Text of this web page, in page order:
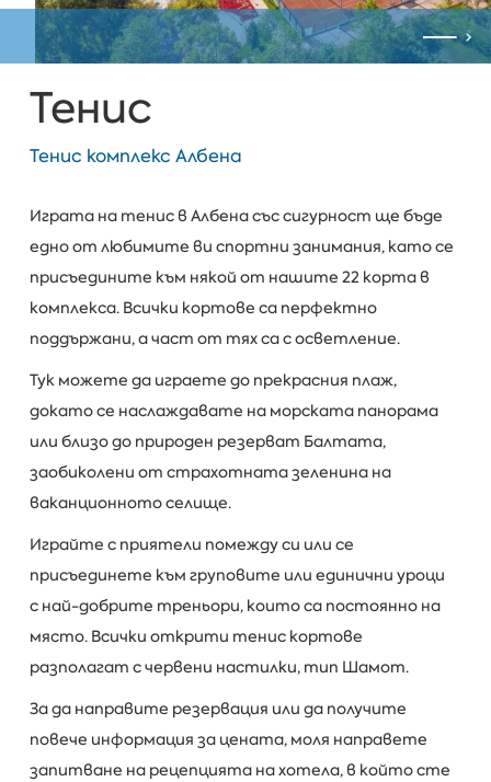
Тенис
Тенис комплекс Албена
Играта на тенис в Албена със сигурност ще бъде
едно от любимите ви спортни занимания, като се
присъедините към някой от нашите 22 корта в
комплекса. Всички кортове са перфектно
поддържани, а част от тях са с осветление.
Тук можете да играете до прекрасния плаж,
докато се наслаждавате на морската панорама
или близо до природен резерват Балтата,
заобиколени от страхотната зеленина на
ваканционното селище.
Играйте с приятели помежду си или се
присъединете към груповите или единични уроци
с най-добрите треньори, които са постоянно на
място. Всички открити тенис кортове
разполагат с червени настилки, тип Шамот.
За да направите резервация или да получите
повече информация за цената, моля направете
запитване на рецепцията на хотела, в който сте